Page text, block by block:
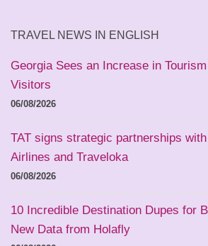
TRAVEL NEWS IN ENGLISH
Georgia Sees an Increase in
Visitors
06/08/2026
TAT signs strategic partnerships
Airlines and Traveloka
06/08/2026
10 Incredible Destination Dupes for
New Data from Holafly